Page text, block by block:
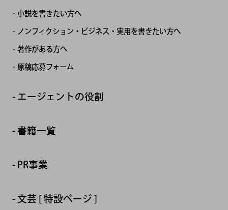
小説を書きたい方へ
ノンフィクション・ビジネス・実用を書きたい方へ
著作がある方へ
原稿応募フォーム
エージェントの役割
書籍一覧
PR事業
文芸 [ 特設ページ ]